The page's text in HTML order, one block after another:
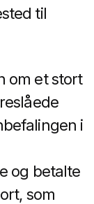
til
om et stort
i
og betalte
som